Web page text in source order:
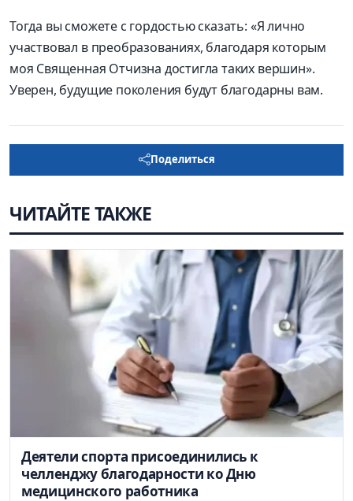
Тогда вы сможете с гордостью сказать: «Я лично
участвовал в преобразованиях, благодаря которым
моя Священная Отчизна достигла таких вершин».
Уверен, будущие поколения будут благодарны вам.
Поделиться
ЧИТАЙТЕ ТАКЖЕ
Деятели спорта присоединились к
челленджу благодарности ко Дню
медицинского работника